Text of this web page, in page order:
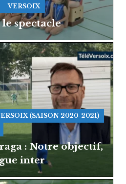
VERSOIX
spectacle
(SAISON 2020-2021)
: Notre objectif,
inter